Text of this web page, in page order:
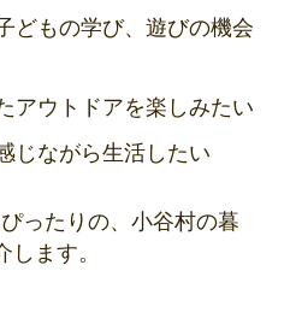
どもの学び、遊びの機会
アウトドアを楽しみたい
じながら生活したい
ったりの、小谷村の暮
ます。